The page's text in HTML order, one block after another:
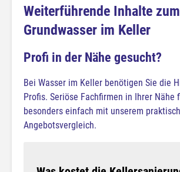
Weiterführende Inhalte
Grundwasser im Keller
Profi in der Nähe gesucht?
Bei Wasser im Keller benötigen Sie die
Profis. Seriöse Fachfirmen in Ihrer Nähe
besonders einfach mit unserem
Angebotsvergleich.